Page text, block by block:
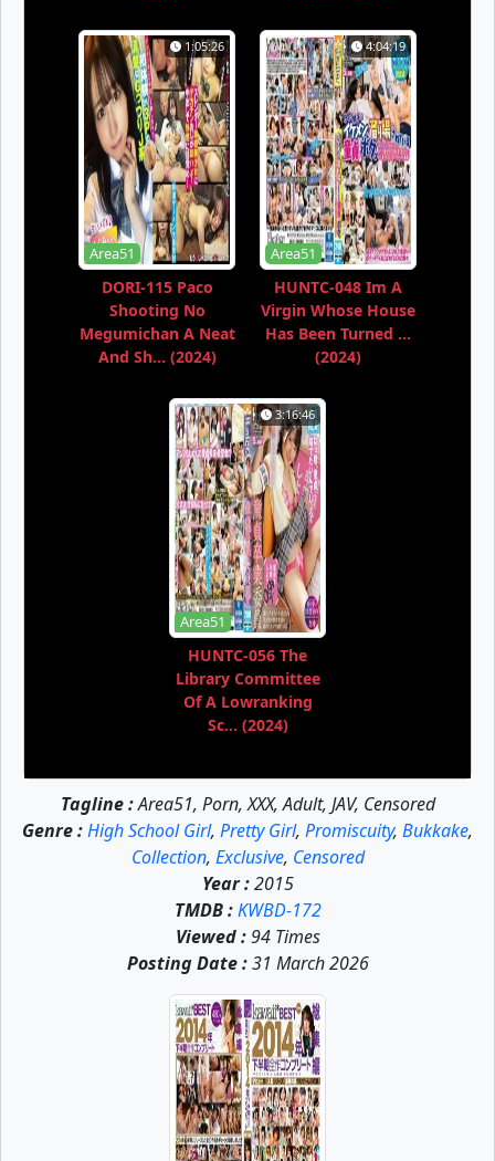
1:05:26
Area51
DORI-115 Paco
Shooting No
Megumichan A Neat
And Sh... (2024)
4:04:19
Area51
HUNTC-048 Im A
Virgin Whose House
Has Been Turned ...
(2024)
3:16:46
Area51
HUNTC-056 The
Library Committee
Of A Lowranking
Sc... (2024)
Tagline :Area51, Porn, XXX, Adult, JAV, Censored
Genre :High School Girl, Pretty Girl, Promiscuity, Bukkake,
Collection, Exclusive, Censored
Year :2015
TMDB : KWBD-172
Viewed :94 Times
Posting Date :31 March 2026